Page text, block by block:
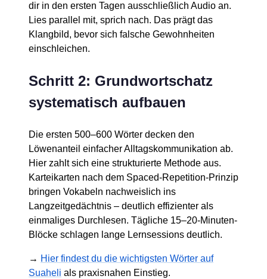
dir in den ersten Tagen ausschließlich Audio an.
Lies parallel mit, sprich nach. Das prägt das
Klangbild, bevor sich falsche Gewohnheiten
einschleichen.
Schritt 2: Grundwortschatz
systematisch aufbauen
Die ersten 500–600 Wörter decken den
Löwenanteil einfacher Alltagskommunikation ab.
Hier zahlt sich eine strukturierte Methode aus.
Karteikarten nach dem Spaced-Repetition-Prinzip
bringen Vokabeln nachweislich ins
Langzeitgedächtnis – deutlich effizienter als
einmaliges Durchlesen. Tägliche 15–20-Minuten-
Blöcke schlagen lange Lernsessions deutlich.
→ Hier findest du die wichtigsten Wörter auf
Suaheli als praxisnahen Einstieg.